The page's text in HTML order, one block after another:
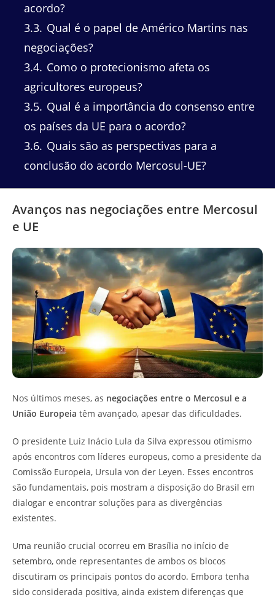
acordo?
3.3 Qual é o papel de Américo Martins nas
negociações?
3.4 Como o protecionismo afeta os
agricultores europeus?
3.5 Qual é a importância do consenso entre
os países da UE para o acordo?
3.6 Quais são as perspectivas para a
conclusão do acordo Mercosul-UE?
Avanços nas negociações entre Mercosul
e UE
Nos últimos meses, as negociações entre o Mercosul e a
União Europeia têm avançado, apesar das dificuldades.
O presidente Luiz Inácio Lula da Silva expressou otimismo
após encontros com líderes europeus, como a presidente da
Comissão Europeia, Ursula von der Leyen. Esses encontros
são fundamentais, pois mostram a disposição do Brasil em
dialogar e encontrar soluções para as divergências
existentes.
Uma reunião crucial ocorreu em Brasília no início de
setembro, onde representantes de ambos os blocos
discutiram os principais pontos do acordo. Embora tenha
sido considerada positiva, ainda existem diferenças que